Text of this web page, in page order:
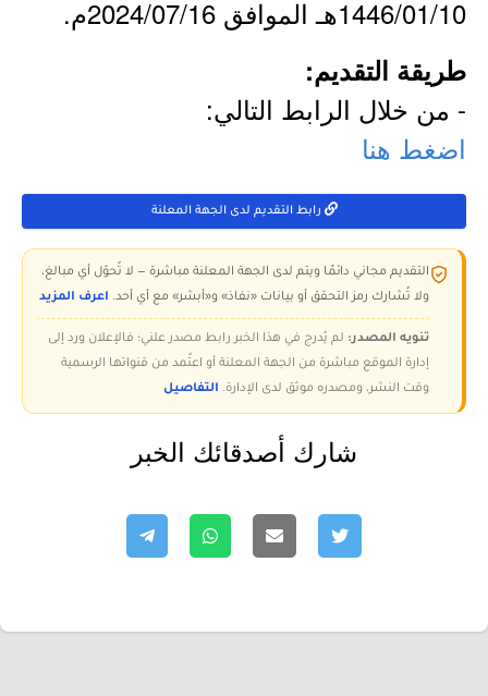
1446/01/10هـ الموافق 2024/07/16م.
طريقة التقديم:
- من خلال الرابط التالي:
اضغط هنا
رابط التقديم لدى الجهة المعلنة
التقديم مجاني دائمًا ويتم لدى الجهة المعلنة مباشرة — لا تُحوّل أي مبالغ،
ولا تُشارك رمز التحقق أو بيانات «نفاذ» و«أبشر» مع أي أحد. اعرف المزيد
تنويه المصدر: لم يُدرج في هذا الخبر رابط مصدر علني؛ فالإعلان ورد إلى
إدارة الموقع مباشرة من الجهة المعلنة أو اعتُمد من قنواتها الرسمية
وقت النشر، ومصدره موثق لدى الإدارة. التفاصيل
شارك أصدقائك الخبر